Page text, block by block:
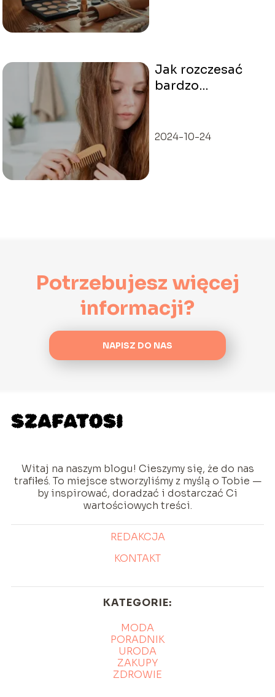
Jak rozczesać
bardzo
niszczenia?
2024-10-24
Potrzebujesz więcej
informacji?
NAPISZ DO NAS
Witaj na naszym blogu! Cieszymy się, że do nas
trafiłeś. To miejsce stworzyliśmy z myślą o Tobie —
by inspirować, doradzać i dostarczać Ci
wartościowych treści.
REDAKCJA
KONTAKT
KATEGORIE:
MODA
PORADNIK
URODA
ZAKUPY
ZDROWIE